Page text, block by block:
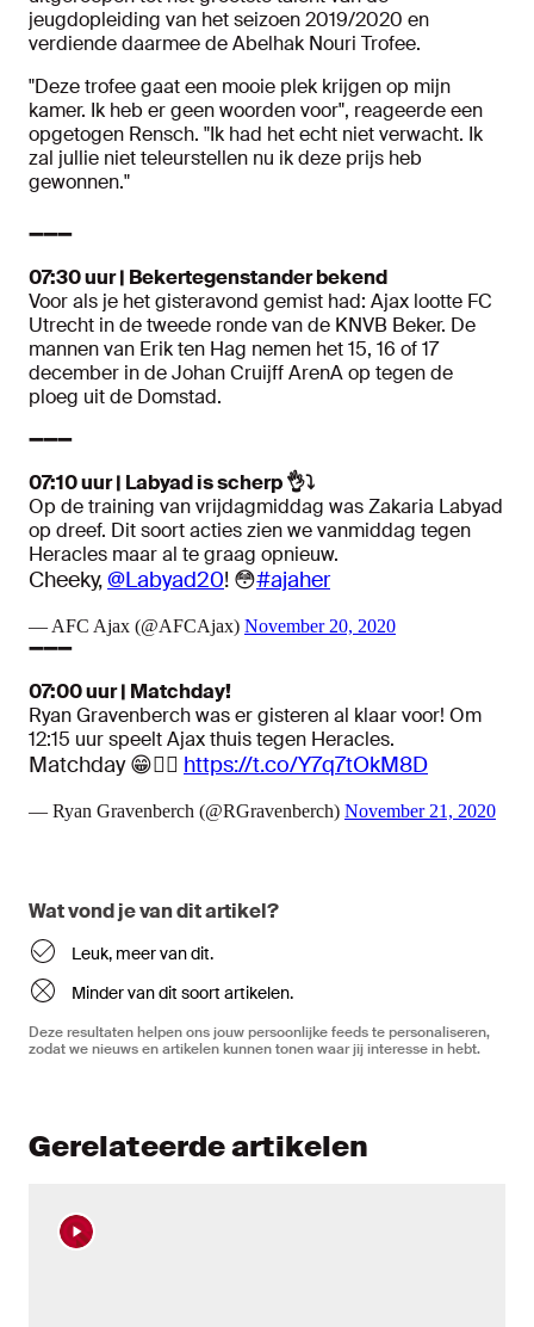
jeugdopleiding van het seizoen 2019/2020 en
verdiende daarmee de Abelhak Nouri Trofee.
"Deze trofee gaat een mooie plek krijgen op mijn
kamer. Ik heb er geen woorden voor", reageerde een
opgetogen Rensch. "Ik had het echt niet verwacht. Ik
zal jullie niet teleurstellen nu ik deze prijs heb
gewonnen."
➖➖➖
07:30 uur | Bekertegenstander bekend
Voor als je het gisteravond gemist had: Ajax lootte FC
Utrecht in de tweede ronde van de KNVB Beker. De
mannen van Erik ten Hag nemen het 15, 16 of 17
december in de Johan Cruijff ArenA op tegen de
ploeg uit de Domstad.
➖➖➖
07:10 uur | Labyad is scherp 👌⤵️
Op de training van vrijdagmiddag was Zakaria Labyad
op dreef. Dit soort acties zien we vanmiddag tegen
Heracles maar al te graag opnieuw.
Cheeky,@Labyad20! 😳#ajaher
— AFC Ajax (@AFCAjax) November 20, 2020
➖➖➖
07:00 uur | Matchday!
Ryan Gravenberch was er gisteren al klaar voor! Om
12:15 uur speelt Ajax thuis tegen Heracles.
Matchday 😁✌🏾 https://t.co/Y7q7tOkM8D
— Ryan Gravenberch (@RGravenberch) November 21, 2020
Wat vond je van dit artikel?
Leuk, meer van dit.
Minder van dit soort artikelen.
Deze resultaten helpen ons jouw persoonlijke feeds te personaliseren,
zodat we nieuws en artikelen kunnen tonen waar jij interesse in hebt.
Gerelateerde artikelen